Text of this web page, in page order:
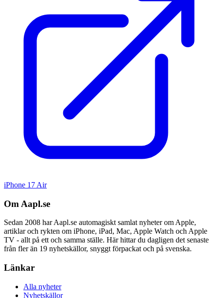
iPhone 17 Air
Om Aapl.se
Sedan 2008 har Aapl.se automagiskt samlat nyheter om Apple,
artiklar och rykten om iPhone, iPad, Mac, Apple Watch och Apple
TV - allt på ett och samma ställe. Här hittar du dagligen det senaste
från fler än 19 nyhetskällor, snyggt förpackat och på svenska.
Länkar
Alla nyheter
Nyhetskällor